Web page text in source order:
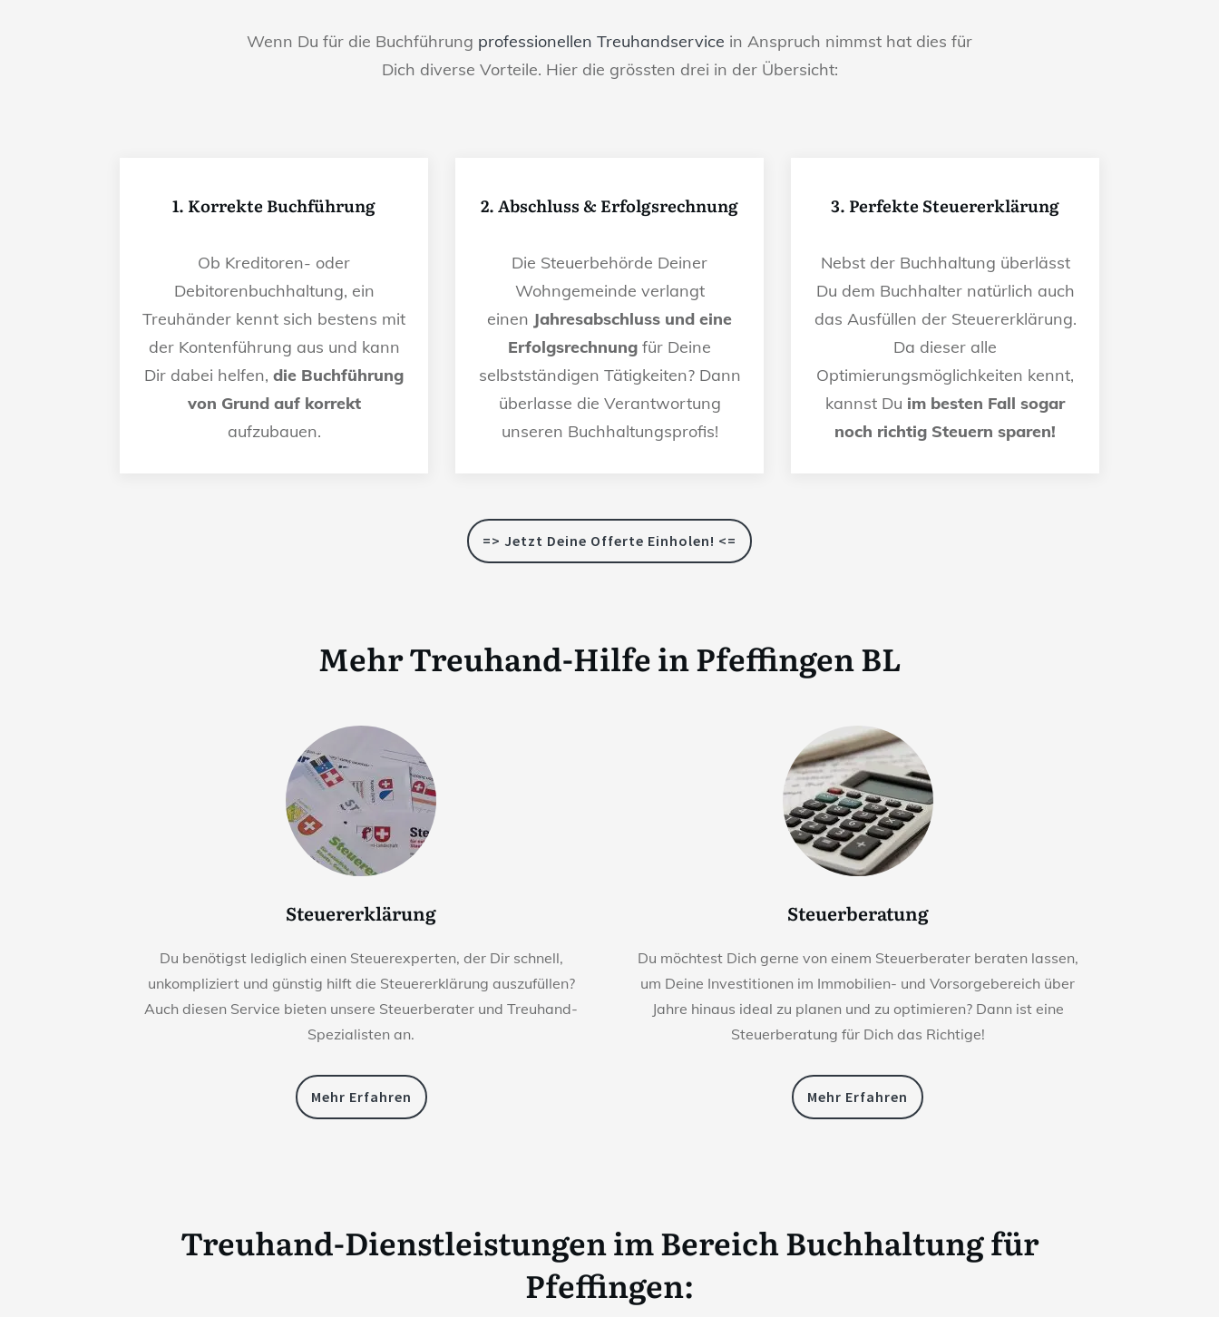
Wenn Du für die Buchführung professionellen Treuhandservice in Anspruch nimmst hat dies für
Dich diverse Vorteile. Hier die grössten drei in der Übersicht:
1. Korrekte Buchführung
Ob Kreditoren- oder
Debitorenbuchhaltung, ein
Treuhänder kennt sich bestens mit
der Kontenführung aus und kann
Dir dabei helfen, die Buchführung
von Grund auf korrekt
aufzubauen.
2. Abschluss & Erfolgsrechnung
Die Steuerbehörde Deiner
Wohngemeinde verlangt
einen Jahresabschluss und eine
Erfolgsrechnung für Deine
selbstständigen Tätigkeiten? Dann
überlasse die Verantwortung
unseren Buchhaltungsprofis!
3. Perfekte Steuererklärung
Nebst der Buchhaltung überlässt
Du dem Buchhalter natürlich auch
das Ausfüllen der Steuererklärung.
Da dieser alle
Optimierungsmöglichkeiten kennt,
kannst Du im besten Fall sogar
noch richtig Steuern sparen!
=> Jetzt Deine Offerte Einholen! <=
Mehr Treuhand-Hilfe inPfeffingen BL
Steuererklärung
Du benötigst lediglich einen Steuerexperten, der Dir schnell,
unkompliziert und günstig hilft die Steuererklärung auszufüllen?
Auch diesen Service bieten unsere Steuerberater und Treuhand-
Spezialisten an.
Mehr Erfahren
Steuerberatung
Du möchtest Dich gerne von einem Steuerberater beraten lassen,
um Deine Investitionen im Immobilien- und Vorsorgebereich über
Jahre hinaus ideal zu planen und zu optimieren? Dann ist eine
Steuerberatung für Dich das Richtige!
Mehr Erfahren
Treuhand-Dienstleistungen im Bereich Buchhaltung für
Pfeffingen: